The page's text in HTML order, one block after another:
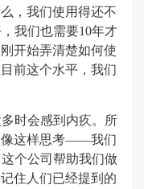
，我们使用得还不
我们也需要10年才
开始弄清楚如何使
前这个水平，我们
时会感到内疚。所
像这样思考——我们
个公司帮助我们做
住人们已经提到的